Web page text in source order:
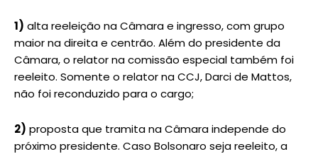
1) alta reeleição na Câmara e ingresso, com grupo
maior na direita e centrão. Além do presidente da
Câmara, o relator na comissão especial também foi
reeleito. Somente o relator na CCJ, Darci de Mattos,
não foi reconduzido para o cargo;
2) proposta que tramita na Câmara independe do
próximo presidente. Caso Bolsonaro seja reeleito, a